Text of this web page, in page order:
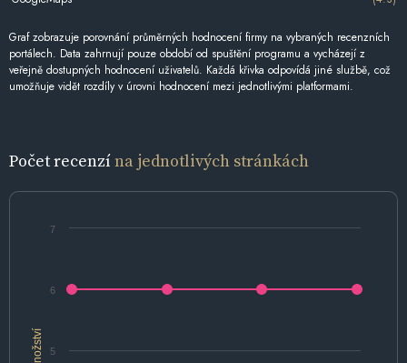
Graf zobrazuje porovnání průměrných hodnocení firmy na vybraných recenzních
portálech. Data zahrnují pouze období od spuštění programu a vycházejí z
veřejně dostupných hodnocení uživatelů. Každá křivka odpovídá jiné službě, což
umožňuje vidět rozdíly v úrovni hodnocení mezi jednotlivými platformami.
Počet recenzína jednotlivých stránkách
Množství 5
6
7